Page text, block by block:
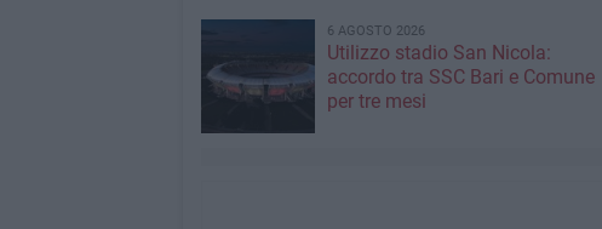
6 AGOSTO 2026
Utilizzo stadio San Nicola:
accordo tra SSC Bari e Comune
per tre mesi